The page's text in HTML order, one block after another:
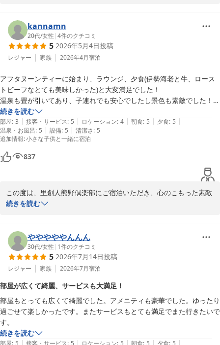
ホテルに辿り着きラッキーです。また伺います。ありがとうございま
す。お世話になりました。
それと近くに鬼ヶ城があります。世界遺産で蜂の巣のようで圧倒です。
熊野倶楽部行った際は絶対行ったほうがいいです！
せていただきました。
ご夕食での生搾りオレンジ、お酒の種類についてありがたいお言葉
をいただきありがとうございます。
ば、こんなに嬉しいことはありません。
そして、鬼ヶ城のご紹介もありがとうございます。世界遺産に登録
されているその壮大な自然と蜂の巣のような形状の海岸は圧巻で
す。
熊野ならではの大自然の美しさと神秘を感じられるスポットですの
で、熊野倶楽部へお越しいただいた際には、ぜひ立ち寄っていただ
きたい場所の一つです。素敵なアドバイスを共有していただき感謝
「また伺います」とのお言葉、本当にありがとうございます。
に努力してまいります。
この度は貴重なお時間を割いて素晴らしいご感想をお寄せいただ
き、誠にありがとうございました。
またのご来館を心よりお待ち申し上げております。
2026-05-29
kannamn
20代/女性 |4件のクチコミ
5 2026年5月4日投稿
レジャー 家族 2026年4月宿泊
アフタヌーンティーに始まり、ラウンジ、夕食(伊勢海老と牛、ロース
トビーフなとても美味しかった)と大変満足でした！
温泉も畳が引いてあり、子連れでも安心でしたし景色も素敵でした！
ゆったり過ごせました。お酒好きな方はさらに良さそうです！
飲めなくても温泉やお料理に癒されました♪
坂があるのですがバスも出ておりベビーカーや車椅子の方も安心して利
用できます✨
スタッフさんも皆さん笑顔で、気持ちの良い滞在でした！また利用させ
ていただきます☺️
続きを読む
部屋: 3 | 接客・サービス: 5 | ロケーション: 4 | 朝食: 5 | 夕食: 5 |
温泉・お風呂: 5 | 設備: 5 | 清潔さ: 5
追加情報:小さな子供と一緒に宿泊
837
この度は、里創人熊野倶楽部にご宿泊いただき、心のこもった素敵
なご感想をお寄せいただきまして誠にありがとうございます。満足
アフタヌーンティーでのスタートからラウンジや夕食に至るまで満
足いただけたとのこと、とても嬉しいです。
伊勢海老や牛肉、ローストビーフなど、地元の食材や季節の素材に
こだわったお料理をお楽しみいただけたことは、料理チームにとっ
となったことを光栄に思います。
また、温泉に畳が敷かれていることを喜んでいただけた点、特に小
さなお子様連れのお客様に安心してご利用いただけたとのお言葉、
とても嬉しく受け止めました。また、温泉からの景色をご堪能いた
続きを読む
やややややんんん
30代/女性 | 1件のクチコミ
5 2026年7月14日投稿
レジャー 家族 2026年7月宿泊
部屋が広くて綺麗、サービスも大満足！
部屋もとっても広くて綺麗でした。アメニティも豪華でした。ゆったり
過ごせて楽しかったです。またサービスもとても満足でまた行きたいで
す。
続きを読む
部屋: 5 | 接客・サービス: 5 | ロケーション: 5 | 朝食: 5 | 夕食: 5 |